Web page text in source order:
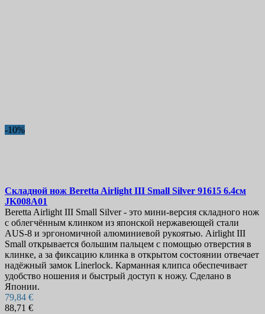
Ножны
-10%
Складной нож Beretta Airlight III Small Silver 91615 6.4см
JK008A01
Beretta Airlight III Small Silver - это мини-версия складного нож
с облегчённым клинком из японской нержавеющей стали
AUS-8 и эргономичной алюминиевой рукоятью. Airlight III
Small открывается большим пальцем с помощью отверстия в
клинке, а за фиксацию клинка в открытом состоянии отвечает
надёжный замок Linerlock. Карманная клипса обеспечивает
удобство ношения и быстрый доступ к ножу. Сделано в
Японии.
79,84 €
88,71 €